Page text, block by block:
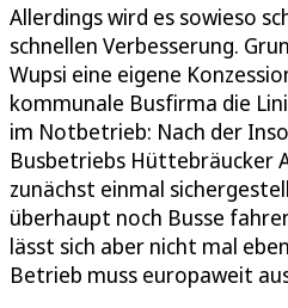
Allerdings wird es sowieso
schnellen Verbesserung.
Wupsi eine eigene
kommunale Busfirma die
im Notbetrieb: Nach der
Busbetriebs Hüttebräucker
zunächst einmal
überhaupt noch Busse
lässt sich aber nicht mal
Betrieb muss europaweit